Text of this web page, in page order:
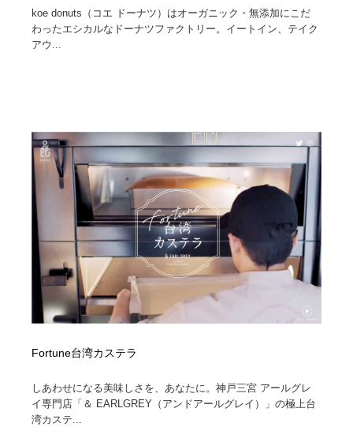
koe donuts（コエ ドーナツ）はオーガニック・無添加にこだ
わったエシカルなドーナツファクトリー。イートイン、テイク
アウ...
Fortune台湾カステラ
しあわせになる美味しさを、あなたに。神戸三宮 アールグレ
イ専門店「＆ EARLGREY（アンドアールグレイ）」の極上台
湾カステ...